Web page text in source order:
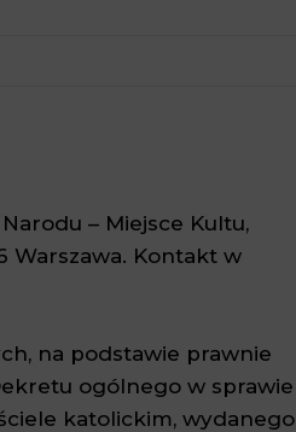
– Miejsce Kultu,
Warszawa. Kontakt w
na podstawie prawnie
ogólnego w sprawie
katolickim, wydanego